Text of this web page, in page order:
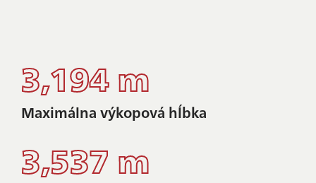
3,194 m
Maximálna výkopová hĺbka
3,537 m